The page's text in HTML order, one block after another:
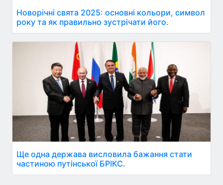
Новорічні свята 2025: основні кольори, символ
року та як правильно зустрічати його.
Ще одна держава висловила бажання стати
частиною путінської БРІКС.